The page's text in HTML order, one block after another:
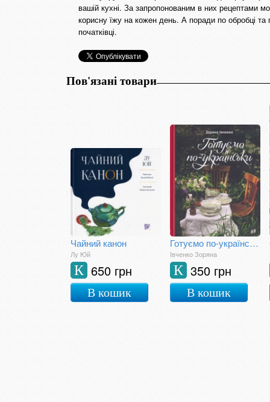
вашій кухні. За запропонованим в них рецептами
корисну їжу на кожен день. А поради по обробці та
початківці.
Пов'язані товари
Чайний канон
Лу Юй
650 грн
К
В кошик
Готуємо по-українськи
Івченко Зоряна
350 грн
К
В кошик